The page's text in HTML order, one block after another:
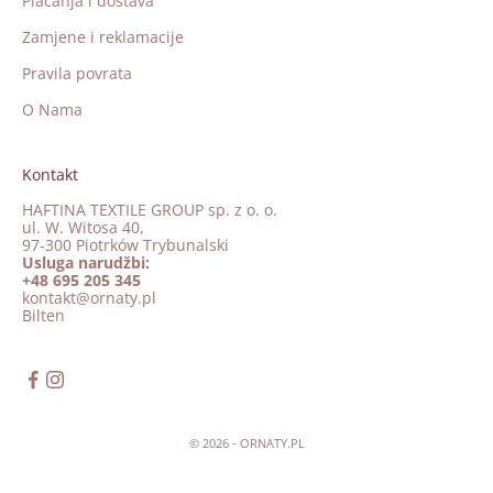
Zamjene i reklamacije
Pravila povrata
O Nama
Kontakt
HAFTINA TEXTILE GROUP sp. z o. o.
ul. W. Witosa 40,
97-300 Piotrków Trybunalski
Usluga narudžbi:
+48 695 205 345
kontakt@ornaty.pl
Bilten
© 2026 - ORNATY.PL